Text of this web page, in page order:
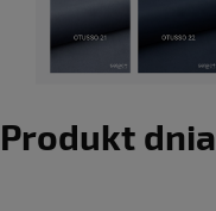
Produkt dnia